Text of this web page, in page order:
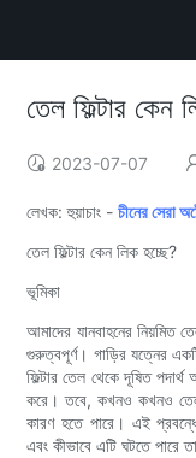
তেল ফিল্টার কেন
2023-07-07
লেখক: হুয়াচাং -চীনের সেরা
তেল ফিল্টার কেন লিক হচ্ছে?
ভূমিকা
আমাদের যানবাহনের নিয়মিত
গুরুত্বপূর্ণ। গাড়ির যত্নের
ফিল্টার তেল থেকে দূষিত
করে। তবে, কখনও কখনও তেল
কারণ হতে পারে। এই
এবং কীভাবে এটি ঘটতে পারে